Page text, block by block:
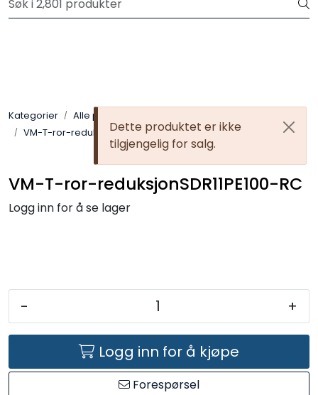
Skip to main content
Registrer deg som bruker i vår nettbutikk for full oversikt
Dette produktet er ikke
tilgjengelig for salg.
Kategorier
Alle produkter
VM-T-ror-reduksjonSDR11PE100-RC
VM-T-ror-reduksjonSDR11PE100-RC
Logg inn for å se lager
- +
Logg inn for å kjøpe
Forespørsel
Verktøy & maskin
Grøftesikring
Utleie
Alle produkter
Kataloger